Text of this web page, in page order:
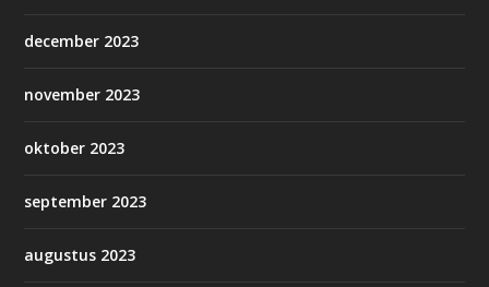
december 2023
november 2023
oktober 2023
september 2023
augustus 2023